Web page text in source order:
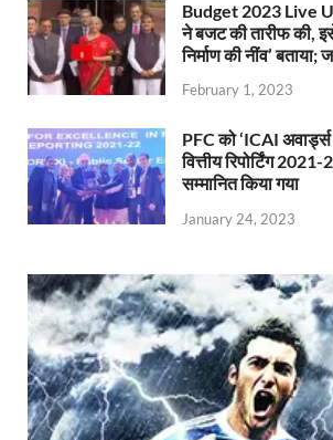
Budget 2023 Live
ने बजट की तारीफ की,
निर्माण की नींव’ बताया;
February 1, 2023
PFC को ‘ICAI
वित्तीय रिपोर्टिंग
सम्मानित किया गया
January 24, 2023